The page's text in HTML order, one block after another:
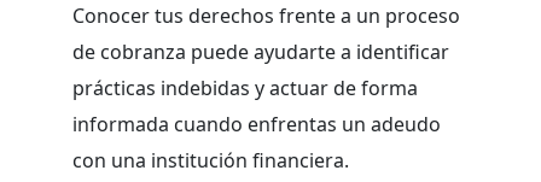
Conocer tus derechos frente a un proceso
de cobranza puede ayudarte a identificar
prácticas indebidas y actuar de forma
informada cuando enfrentas un adeudo
con una institución financiera.